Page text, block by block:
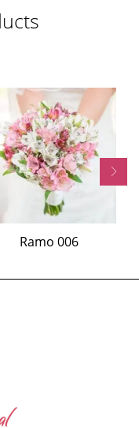
Ramo 006